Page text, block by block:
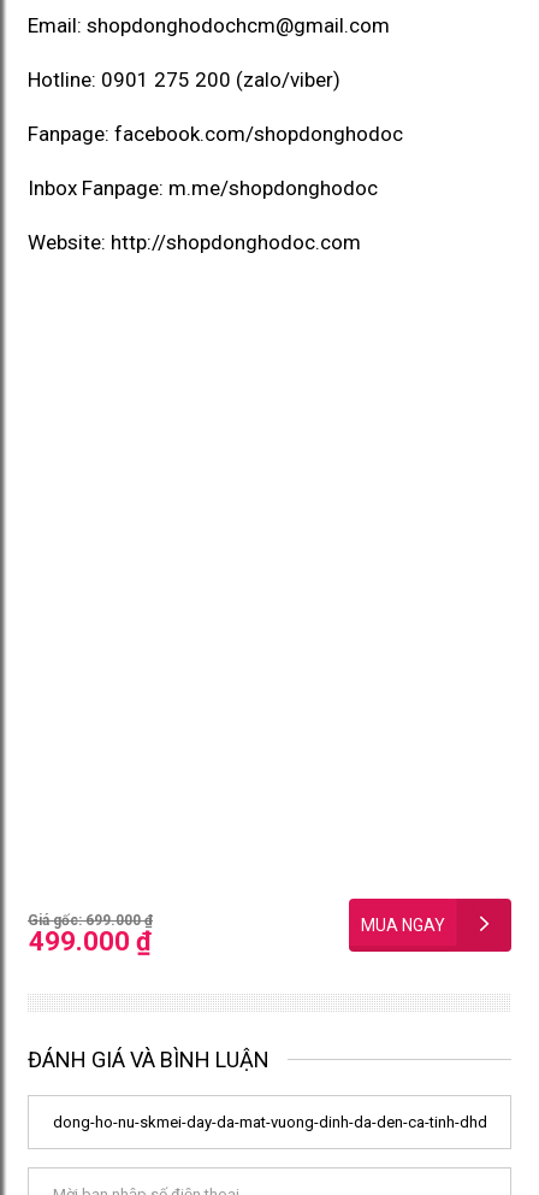
Email: shopdonghodochcm@gmail.com
Hotline: 0901 275 200 (zalo/viber)
Fanpage: facebook.com/shopdonghodoc
Inbox Fanpage: m.me/shopdonghodoc
Website: http://shopdonghodoc.com
Giá gốc: 699.000 ₫
499.000 ₫
ĐÁNH GIÁ VÀ BÌNH LUẬN